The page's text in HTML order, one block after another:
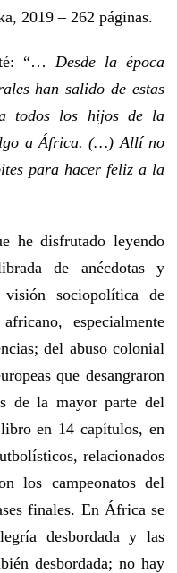
2019 – 262 páginas.
“… Desde la época
han salido de estas
todos los hijos de la
a África. (…) Allí no
para hacer feliz a la
he disfrutado leyendo
de anécdotas y
sociopolítica de
especialmente
del abuso colonial
que desangraron
de la mayor parte del
en 14 capítulos, en
relacionados
los campeonatos del
finales. En África se
desbordada y las
desbordada; no hay